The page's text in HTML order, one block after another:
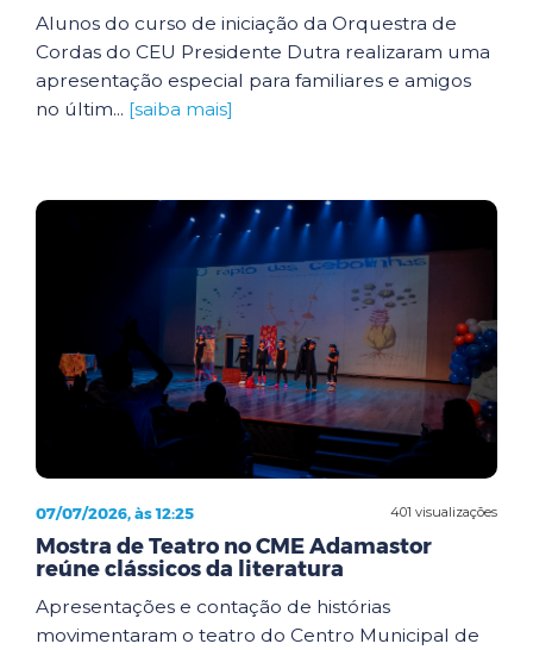
Alunos do curso de iniciação da Orquestra de
Cordas do CEU Presidente Dutra realizaram uma
apresentação especial para familiares e amigos
no últim... [saiba mais]
401 visualizações
07/07/2026, às 12:25
Mostra de Teatro no CME Adamastor
reúne clássicos da literatura
Apresentações e contação de histórias
movimentaram o teatro do Centro Municipal de